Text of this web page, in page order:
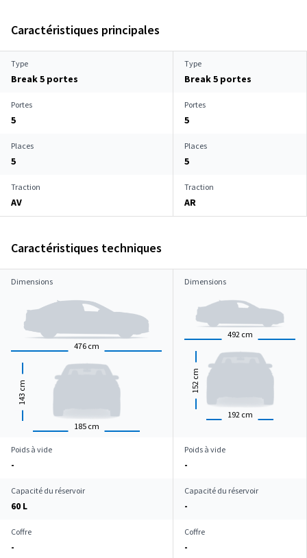
Caractéristiques principales
Type
Break 5 portes
Type
Break 5 portes
Portes
5
Portes
5
Places
5
Places
5
Traction
AV
Traction
AR
Caractéristiques techniques
Dimensions
476 cm
185 cm
143
cm
Dimensions
492 cm
192 cm
152
cm
Poids à vide
-
Poids à vide
-
Capacité du réservoir
60 L
Capacité du réservoir
-
Coffre
-
Coffre
-